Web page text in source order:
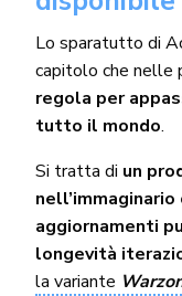
Lo sparatutto di
capitolo che nelle
regola per
tutto il mondo.
Si tratta di un
aggiornamenti
longevità
la variante